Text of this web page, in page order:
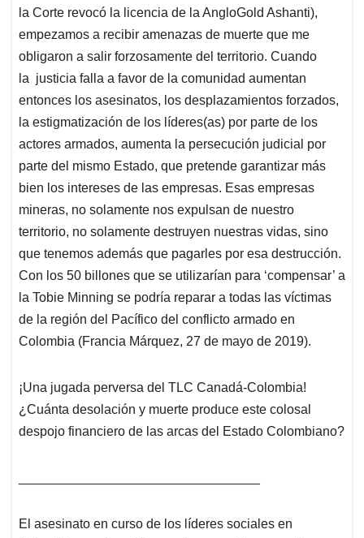
la Corte revocó la licencia de la AngloGold Ashanti),
empezamos a recibir amenazas de muerte que me
obligaron a salir forzosamente del territorio. Cuando
la justicia falla a favor de la comunidad aumentan
entonces los asesinatos, los desplazamientos forzados,
la estigmatización de los líderes(as) por parte de los
actores armados, aumenta la persecución judicial por
parte del mismo Estado, que pretende garantizar más
bien los intereses de las empresas. Esas empresas
mineras, no solamente nos expulsan de nuestro
territorio, no solamente destruyen nuestras vidas, sino
que tenemos además que pagarles por esa destrucción.
Con los 50 billones que se utilizarían para ‘compensar’ a
la Tobie Minning se podría reparar a todas las víctimas
de la región del Pacífico del conflicto armado en
Colombia (Francia Márquez, 27 de mayo de 2019).
¡Una jugada perversa del TLC Canadá-Colombia!
¿Cuánta desolación y muerte produce este colosal
despojo financiero de las arcas del Estado Colombiano?
El asesinato en curso de los líderes sociales en